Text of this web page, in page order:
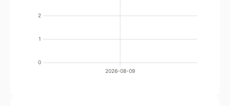
0
1
2
2026-08-09